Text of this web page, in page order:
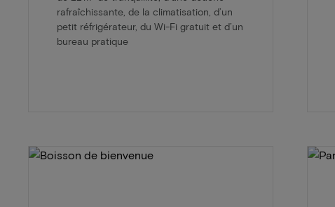
rafraîchissante, de la climatisation, d’un
petit réfrigérateur, du Wi-Fi gratuit et d’un
bureau pratique